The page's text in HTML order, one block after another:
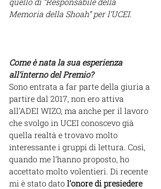
Memoria della Shoah” per l’UCEI.
Come è nata la sua esperienza
all’interno del Premio?
Sono entrata a far parte della giuria a
partire dal 2017, non ero attiva
all’ADEI WIZO, ma anche per il lavoro
che svolgo in UCEI conoscevo già
quella realtà e trovavo molto
interessante i gruppi di lettura. Così,
quando me l’hanno proposto, ho
accettato molto volentieri. Di recente
mi è stato dato l’onore di presiedere